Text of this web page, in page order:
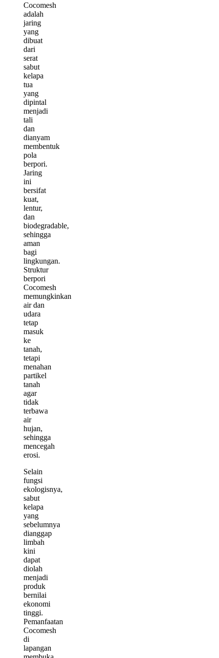
Cocomesh
adalah
jaring
yang
dibuat
dari
serat
sabut
kelapa
tua
yang
dipintal
menjadi
tali
dan
dianyam
membentuk
pola
berpori.
Jaring
ini
bersifat
kuat,
lentur,
dan
biodegradable,
sehingga
aman
bagi
lingkungan.
Struktur
berpori
Cocomesh
memungkinkan
air dan
udara
tetap
masuk
ke
tanah,
tetapi
menahan
partikel
tanah
agar
tidak
terbawa
air
hujan,
sehingga
mencegah
erosi.
Selain
fungsi
ekologisnya,
sabut
kelapa
yang
sebelumnya
dianggap
limbah
kini
dapat
diolah
menjadi
produk
bernilai
ekonomi
tinggi.
Pemanfaatan
Cocomesh
di
lapangan